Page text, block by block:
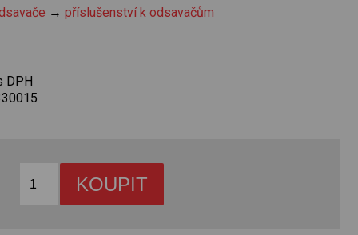
→příslušenství k odsavačům
DPH